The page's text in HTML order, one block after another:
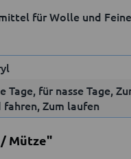
für Wolle und
Tage, für nasse Tage,
fahren, Zum laufen
Mütze"